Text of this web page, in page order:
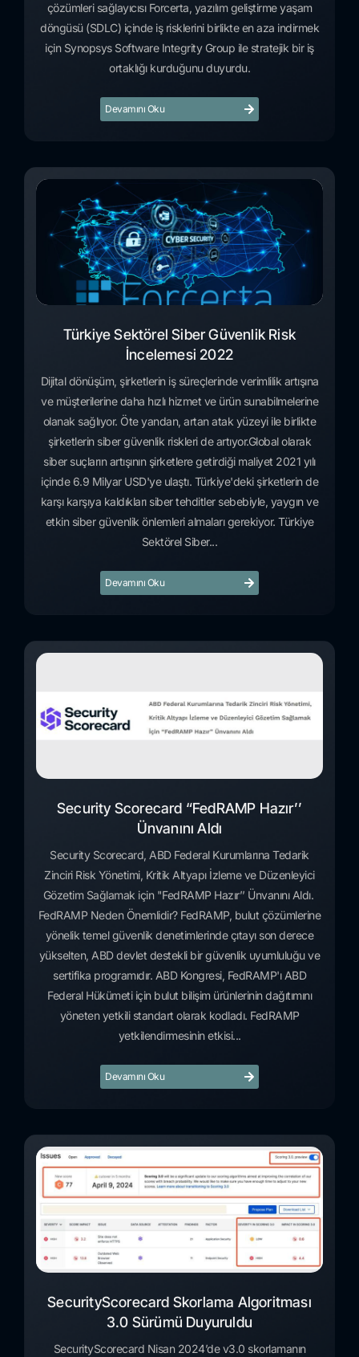
çözümleri sağlayıcısı Forcerta, yazılım geliştirme yaşam
döngüsü (SDLC) içinde iş risklerini birlikte en aza indirmek
için Synopsys Software Integrity Group ile stratejik bir iş
ortaklığı kurduğunu duyurdu.
Devamını Oku
Türkiye Sektörel Siber Güvenlik Risk
İncelemesi 2022
Dijital dönüşüm, şirketlerin iş süreçlerinde verimlilik artışına
ve müşterilerine daha hızlı hizmet ve ürün sunabilmelerine
olanak sağlıyor. Öte yandan, artan atak yüzeyi ile birlikte
şirketlerin siber güvenlik riskleri de artıyor.Global olarak
siber suçların artışının şirketlere getirdiği maliyet 2021 yılı
içinde 6.9 Milyar USD'ye ulaştı. Türkiye'deki şirketlerin de
karşı karşıya kaldıkları siber tehditler sebebiyle, yaygın ve
etkin siber güvenlik önlemleri almaları gerekiyor. Türkiye
Sektörel Siber...
Devamını Oku
Security Scorecard “FedRAMP Hazır’’
Ünvanını Aldı
Security Scorecard, ABD Federal Kurumlarına Tedarik
Zinciri Risk Yönetimi, Kritik Altyapı İzleme ve Düzenleyici
Gözetim Sağlamak için "FedRAMP Hazır’’ Ünvanını Aldı.
FedRAMP Neden Önemlidir? FedRAMP, bulut çözümlerine
yönelik temel güvenlik denetimlerinde çıtayı son derece
yükselten, ABD devlet destekli bir güvenlik uyumluluğu ve
sertifika programıdır. ABD Kongresi, FedRAMP'ı ABD
Federal Hükümeti için bulut bilişim ürünlerinin dağıtımını
yöneten yetkili standart olarak kodladı. FedRAMP
yetkilendirmesinin etkisi...
Devamını Oku
SecurityScorecard Skorlama Algoritması
3.0 Sürümü Duyuruldu
SecurityScorecard Nisan 2024’de v3.0 skorlamanın